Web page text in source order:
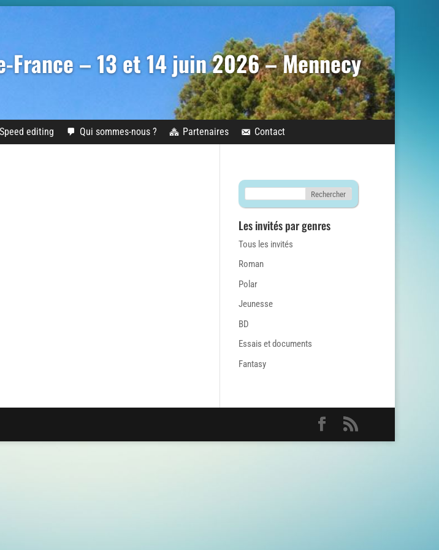
France – 13 et 14 juin 2026 – Mennecy
Speed editing Qui sommes-nous ? Partenaires Contact
Les invités par genres
Tous les invités
Roman
Polar
Jeunesse
BD
Essais et documents
Fantasy